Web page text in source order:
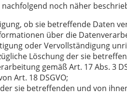
nachfolgend noch näher
ob sie betreffende Daten
über die
oder Vervollständigung
Löschung der sie
gemäß Art. 17 Abs. 3
Art. 18 DSGVO;
sie betreffenden und von